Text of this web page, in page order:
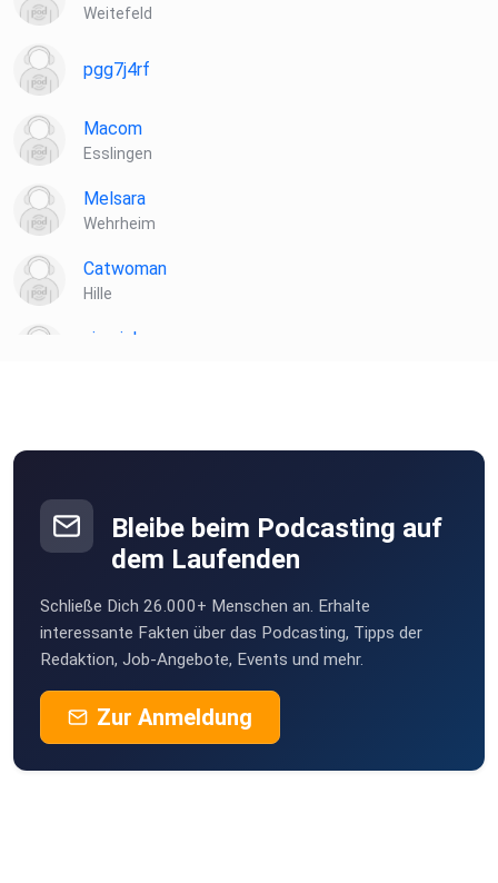
Weitefeld
pgg7j4rf
Macom
Esslingen
Melsara
Wehrheim
Catwoman
Hille
siemich
Hamburg
Betzy
Netphen
joerg.stowasser
Bleibe beim Podcasting auf
dem Laufenden
Schließe Dich 26.000+ Menschen an. Erhalte
interessante Fakten über das Podcasting, Tipps der
Redaktion, Job-Angebote, Events und mehr.
Zur Anmeldung